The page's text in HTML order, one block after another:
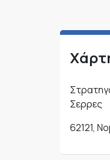
Σερρες
62121,